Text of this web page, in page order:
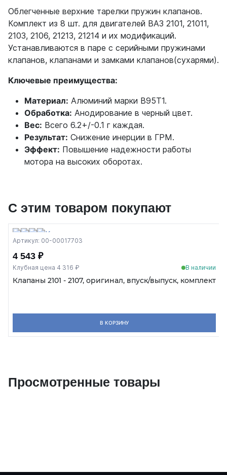
Облегченные верхние тарелки пружин клапанов.
Комплект из 8 шт. для двигателей ВАЗ 2101, 21011,
2103, 2106, 21213, 21214 и их модификаций.
Устанавливаются в паре с серийными пружинами
клапанов, клапанами и замками клапанов(сухарями).
Ключевые преимущества:
Материал: Алюминий марки В95Т1.
Обработка: Анодирование в черный цвет.
Вес: Всего 6.2+/-0.1 г каждая.
Результат: Снижение инерции в ГРМ.
Эффект: Повышение надежности работы
мотора на высоких оборотах.
С этим товаром покупают
Артикул: 00-00017703
4 543 ₽
Клубная цена 4 316 ₽ В наличии
Клапаны 2101 - 2107, оригинал, впуск/выпуск, комплект
В КОРЗИНУ
Просмотренные товары